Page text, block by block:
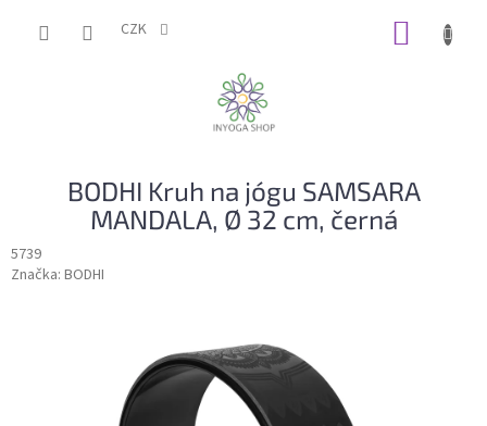
CZK
BODHI Kruh na jógu SAMSARA
MANDALA, Ø 32 cm, černá
5739
Značka: BODHI